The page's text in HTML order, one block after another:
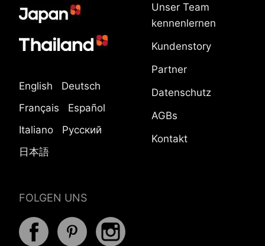
English
Deutsch
Français
Español
Italiano
Русский
日本語
FOLGEN UNS
Unser Team
kennenlernen
Kundenstory
Partner
Datenschutz
AGBs
Kontakt